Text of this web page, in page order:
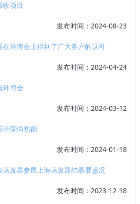
收项目
发布时间：2024-08-23
环博会上得到了广大客户的认可
发布时间：2024-04-24
环博会
发布时间：2024-03-12
州荣尚热能
发布时间：2024-01-18
发器参展上海蒸发器结晶展盛况
发布时间：2023-12-18